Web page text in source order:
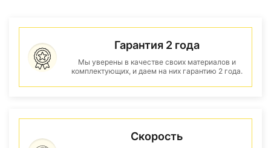
Гарантия 2 года
Мы уверены в качестве своих материалов и
комплектующих, и даем на них гарантию 2 года.
Скорость